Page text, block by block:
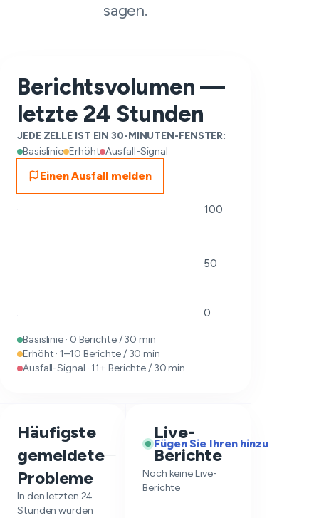
sagen.
Berichtsvolumen —
letzte 24 Stunden
JEDE ZELLE IST EIN 30-MINUTEN-FENSTER:
Basislinie Erhöht Ausfall-Signal
Einen Ausfall melden
100
50
0
Basislinie · 0 Berichte / 30 min
Erhöht · 1–10 Berichte / 30 min
Ausfall-Signal · 11+ Berichte / 30 min
Häufigste
gemeldete
Probleme
—
In den letzten 24
Stunden wurden
Live-
Berichte
Fügen Sie Ihren hinzu
Noch keine Live-
Berichte